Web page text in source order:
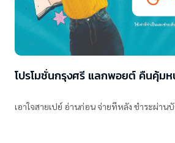
โปรโมชั่นกรุงศรี แลกพอยต์ คืนคุ้มห
เอาใจสายเปย์ อ่านก่อน จ่ายทีหลัง ชำระผ่าน